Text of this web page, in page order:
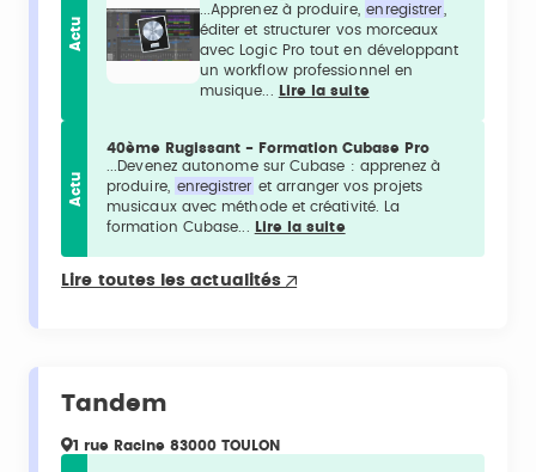
Actu
...Apprenez à produire,
enregistrer
éditer et structurer vos morceaux
avec Logic Pro tout en développant
un workflow professionnel en
musique...
Lire la suite
Actu
40ème Rugissant - Formation Cubase Pro
...Devenez autonome sur Cubase : apprenez à
produire,
enregistrer et arranger vos projets
musicaux avec méthode et créativité. La
formation Cubase...
Lire la suite
Lire toutes les actualités
Tandem
1 rue Racine 83000 TOULON